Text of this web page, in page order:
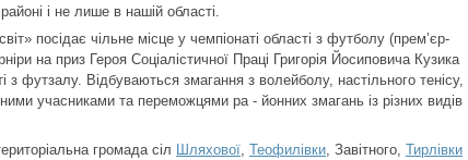
і не лише в нашій області.
посідає чільне місце у чемпіонаті області з футболу (прем’єр-
на приз Героя Соціалістичної Праці Григорія Йосиповича Кузика
з футзалу. Відбуваються змагання з волейболу, настільного тенісу,
учасниками та переможцями ра - йонних змагань із різних видів
громада сіл Шляхової Теофилівки , Завітного, Тирлівки